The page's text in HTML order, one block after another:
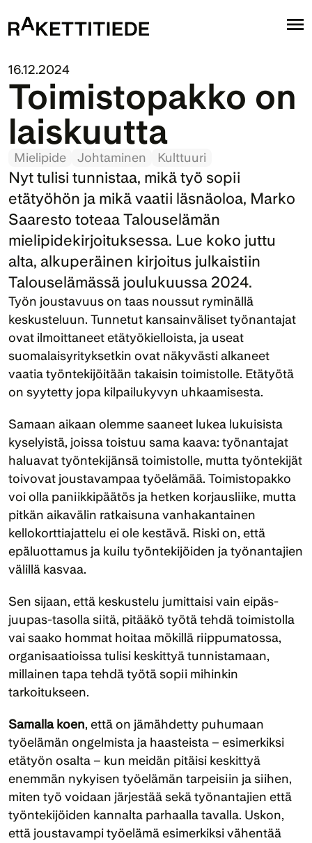
16.12.2024
Toimistopakko on
laiskuutta
Mielipide Johtaminen Kulttuuri
Nyt tulisi tunnistaa, mikä työ sopii
etätyöhön ja mikä vaatii läsnäoloa, Marko
Saaresto toteaa Talouselämän
mielipidekirjoituksessa. Lue koko juttu
alta, alkuperäinen kirjoitus julkaistiin
Talouselämässä joulukuussa 2024.
Työn joustavuus on taas noussut ryminällä
keskusteluun. Tunnetut kansainväliset työnantajat
ovat ilmoittaneet etätyökielloista, ja useat
suomalaisyrityksetkin ovat näkyvästi alkaneet
vaatia työntekijöitään takaisin toimistolle. Etätyötä
on syytetty jopa kilpailukyvyn uhkaamisesta.
Samaan aikaan olemme saaneet lukea lukuisista
kyselyistä, joissa toistuu sama kaava: työnantajat
haluavat työntekijänsä toimistolle, mutta työntekijät
toivovat joustavampaa työelämää. Toimistopakko
voi olla paniikkipäätös ja hetken korjausliike, mutta
pitkän aikavälin ratkaisuna vanhakantainen
kellokorttiajattelu ei ole kestävä. Riski on, että
epäluottamus ja kuilu työntekijöiden ja työnantajien
välillä kasvaa.
Sen sijaan, että keskustelu jumittaisi vain eipäs-
juupas-tasolla siitä, pitääkö työtä tehdä toimistolla
vai saako hommat hoitaa mökillä riippumatossa,
organisaatioissa tulisi keskittyä tunnistamaan,
millainen tapa tehdä työtä sopii mihinkin
tarkoitukseen.
Samalla koen, että on jämähdetty puhumaan
työelämän ongelmista ja haasteista – esimerkiksi
etätyön osalta – kun meidän pitäisi keskittyä
enemmän nykyisen työelämän tarpeisiin ja siihen,
miten työ voidaan järjestää sekä työnantajien että
työntekijöiden kannalta parhaalla tavalla. Uskon,
että joustavampi työelämä esimerkiksi vähentää